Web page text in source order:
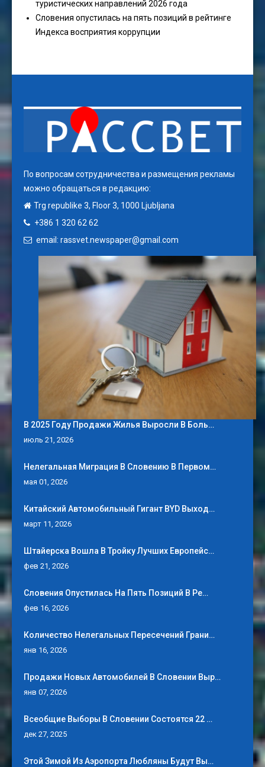
туристических направлений 2026 года
Словения опустилась на пять позиций в рейтинге
Индекса восприятия коррупции
По вопросам сотрудничества и размещения рекламы
можно обращаться в редакцию:
Trg republike 3, Floor 3, 1000 Ljubljana
+386 1 320 62 62
email: rassvet.newspaper@gmail.com
В 2025 Году Продажи Жилья Выросли В Боль…
июль 21, 2026
Нелегальная Миграция В Словению В Первом…
мая 01, 2026
Китайский Автомобильный Гигант BYD Выход…
март 11, 2026
Штайерска Вошла В Тройку Лучших Европейс…
фев 21, 2026
Словения Опустилась На Пять Позиций В Ре…
фев 16, 2026
Количество Нелегальных Пересечений Грани…
янв 16, 2026
Продажи Новых Автомобилей В Словении Выр…
янв 07, 2026
Всеобщие Выборы В Словении Состоятся 22 …
дек 27, 2025
Этой Зимой Из Аэропорта Любляны Будут Вы…